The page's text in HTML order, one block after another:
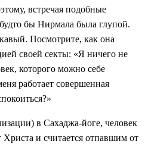
встречая подобные
бы Нирмала была глупой.
Посмотрите, как она
своей секты: «Я ничего не
которого можно себе
работает совершенная
в Сахаджа-йоге, человек
Христа и считается отпавшим от